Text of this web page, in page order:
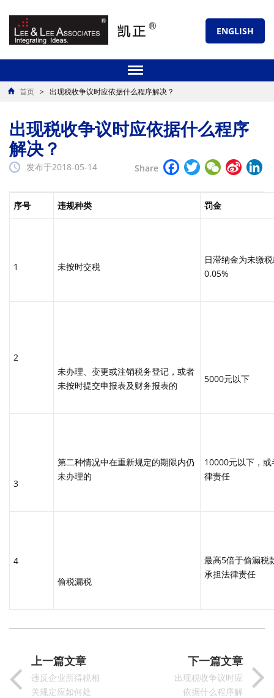
ENGLISH
首页 > 出现税收争议时应依据什么程序解决？
出现税收争议时应依据什么程序
解决？
发布于2018-05-14 Share Facebook
TwitterWeChat
Sina
序号 违规种类 罚金
1 未按时交税
日滞纳金为未缴
0.05%
2
未办理、变更或注销税务登记，或者
未按时提交申报表及财务报表的
5000元以下
3
第二种情况中在重新规定的期限内仍
未办理的
10000元以下，或
律责任
4
偷税漏税
最高5倍于偷漏税
承担法律责任
上一篇文章
违反企业所得税相
关规定应如何处
下一篇文章
出现税收争议时应
依据什么程序解